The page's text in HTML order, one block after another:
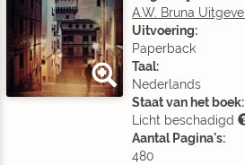
A.W. Bruna
Uitvoering:
Paperback
Taal:
Nederlands
Staat van het boek:
Licht beschadigd
Aantal Pagina's:
480